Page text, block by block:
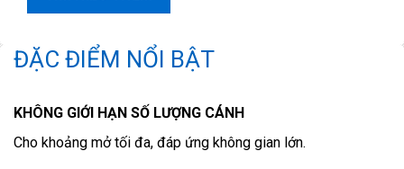
ĐẶC ĐIỂM NỔI BẬT
KHÔNG GIỚI HẠN SỐ LƯỢNG CÁNH
Cho khoảng mở tối đa, đáp ứng không gian lớn.